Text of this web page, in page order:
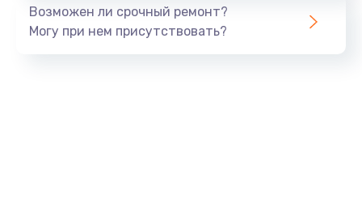
Возможен ли срочный ремонт?
Могу при нем присутствовать?